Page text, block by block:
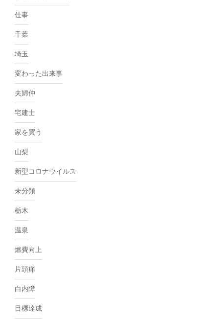
仕事
千葉
埼玉
変わった出来事
夫婦仲
宅建士
家を買う
山梨
新型コロナウイルス
未分類
栃木
温泉
燃費向上
片頭痛
白内障
目標達成